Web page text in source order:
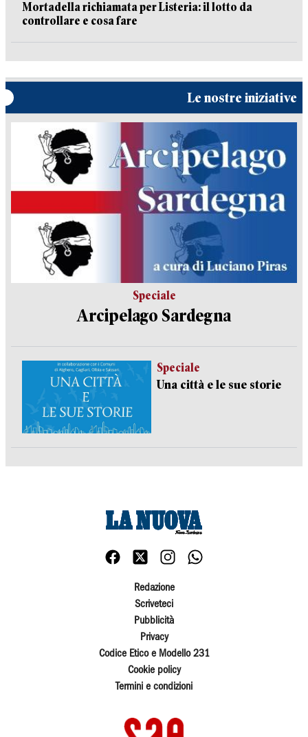
Mortadella richiamata per Listeria: il lotto da
controllare e cosa fare
Le nostre iniziative
Speciale
Arcipelago Sardegna
Speciale
Una città e le sue storie
Redazione
Scriveteci
Pubblicità
Privacy
Codice Etico e Modello 231
Cookie policy
Termini e condizioni